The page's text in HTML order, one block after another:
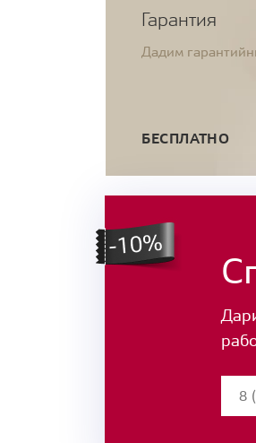
Гарантия
Дадим
БЕСПЛАТНО